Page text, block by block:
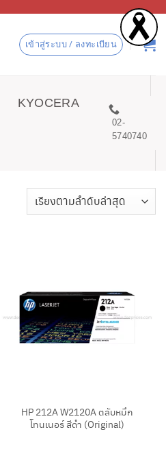
เข้าสู่ระบบ / ลงทะเบียน
KYOCERA
02-
5740740
HP 212A W2120A ตลับหมึก
โทนเนอร์ สีดำ (Original)